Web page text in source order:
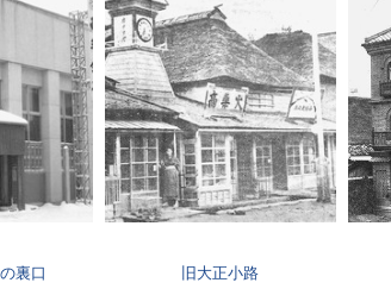
裏口 旧大正小路